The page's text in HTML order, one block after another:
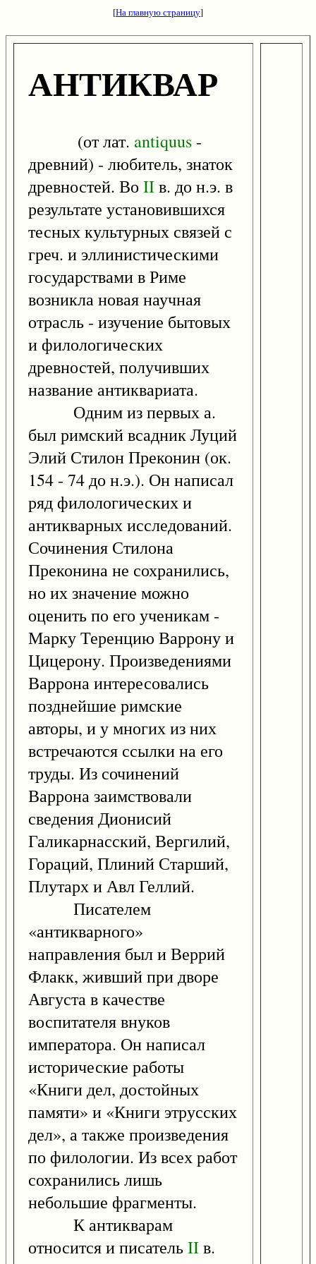
[На главную страницу]
АНТИКВАР
(от лат. antiquus -
древний) - любитель, знаток
древностей. Во IIв. до н.э. в
результате установившихся
тесных культурных связей с
греч. и эллинистическими
государствами в Риме
возникла новая научная
отрасль - изучение бытовых
и филологических
древностей, получивших
название антиквариата.
Одним из первых а.
был римский всадник Луций
Элий Стилон Преконин (ок.
154 - 74 до н.э.). Он написал
ряд филологических и
антикварных исследований.
Сочинения Стилона
Преконина не сохранились,
но их значение можно
оценить по его ученикам -
Марку Теренцию Варрону и
Цицерону. Произведениями
Варрона интересовались
позднейшие римские
авторы, и у многих из них
встречаются ссылки на его
труды. Из сочинений
Варрона заимствовали
сведения Дионисий
Галикарнасский, Вергилий,
Гораций, Плиний Старший,
Плутарх и Авл Геллий.
Писателем
«антикварного»
направления был и Веррий
Флакк, живший при дворе
Августа в качестве
воспитателя внуков
императора. Он написал
исторические работы
«Книги дел, достойных
памяти» и «Книги этрусских
дел», а также произведения
по филологии. Из всех работ
сохранились лишь
небольшие фрагменты.
К антикварам
относится и писательIIв.